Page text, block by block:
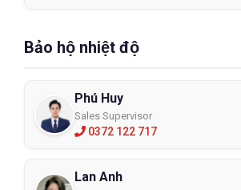
Bảo hộ nhiệt độ
Phú Huy
Sales Supervisor
0372 122 717
Lan Anh